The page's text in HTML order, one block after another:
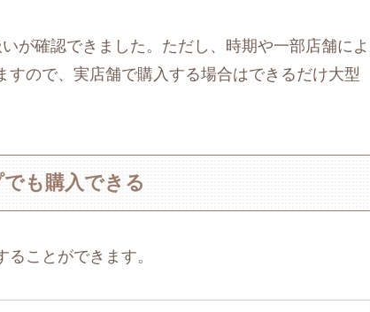
が確認できました。ただし、時期や一部店舗によ
ので、実店舗で購入する場合はできるだけ大型
も購入できる
ことができます。